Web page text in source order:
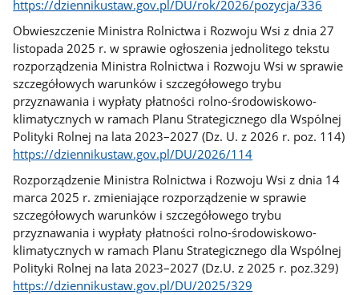
https://dziennikustaw.gov.pl/DU/rok/2026/pozycja/336
Obwieszczenie Ministra Rolnictwa i Rozwoju Wsi z dnia 27
listopada 2025 r. w sprawie ogłoszenia jednolitego tekstu
rozporządzenia Ministra Rolnictwa i Rozwoju Wsi w sprawie
szczegółowych warunków i szczegółowego trybu
przyznawania i wypłaty płatności rolno-środowiskowo-
klimatycznych w ramach Planu Strategicznego dla Wspólnej
Polityki Rolnej na lata 2023–2027 (Dz. U. z 2026 r. poz. 114)
https://dziennikustaw.gov.pl/DU/2026/114
Rozporządzenie Ministra Rolnictwa i Rozwoju Wsi z dnia 14
marca 2025 r. zmieniające rozporządzenie w sprawie
szczegółowych warunków i szczegółowego trybu
przyznawania i wypłaty płatności rolno-środowiskowo-
klimatycznych w ramach Planu Strategicznego dla Wspólnej
Polityki Rolnej na lata 2023–2027 (Dz.U. z 2025 r. poz.329)
https://dziennikustaw.gov.pl/DU/2025/329